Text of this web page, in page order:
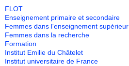
FLOT
Enseignement primaire et secondaire
Femmes dans l'enseignement supérieur
Femmes dans la recherche
Formation
Institut Emilie du Châtelet
Institut universitaire de France